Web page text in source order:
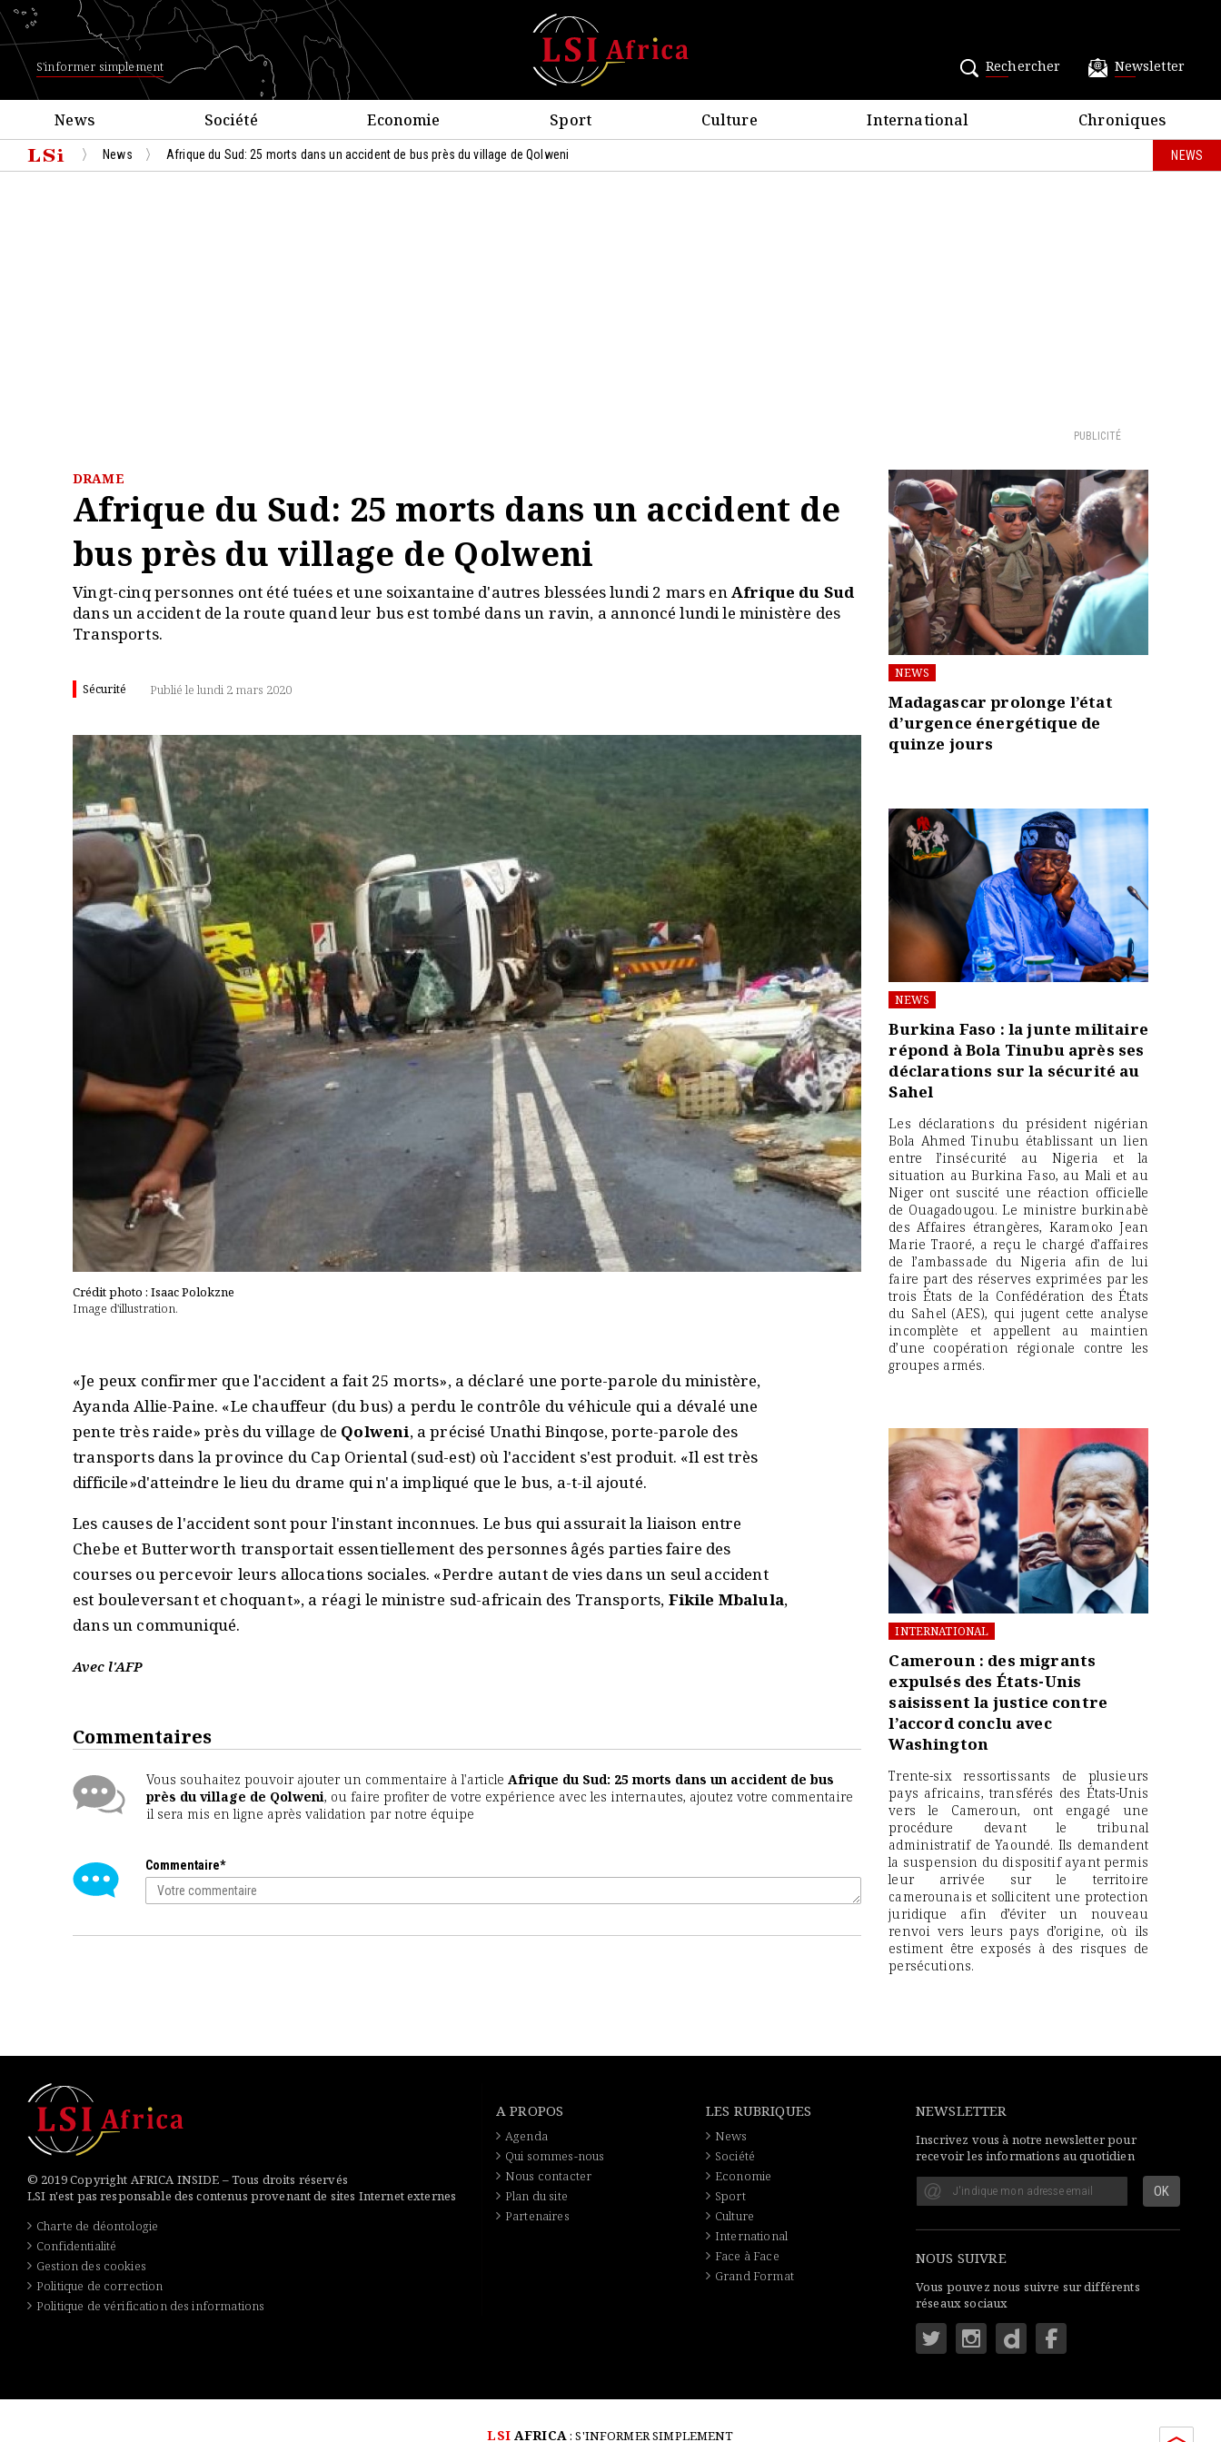
S'informer simplement Rechercher Newsletter
News Société Economie Sport Culture International Chroniques
News Afrique du Sud: 25 morts dans un accident de bus près du village de Qolweni NEWS
PUBLICITÉ
DRAME
Afrique du Sud: 25 morts dans un accident de
bus près du village de Qolweni
Vingt-cinq personnes ont été tuées et une soixantaine d'autres blessées lundi 2 mars enAfrique du Sud
dans un accident de la route quand leur bus est tombé dans un ravin, a annoncé lundi le ministère des
Transports.
Sécurité Publié le lundi 2 mars 2020
Crédit photo : Isaac Polokzne
Image d'illustration.
«Je peux confirmer que l'accident a fait 25 morts», a déclaré une porte-parole du ministère,
Ayanda Allie-Paine. «Le chauffeur (du bus) a perdu le contrôle du véhicule qui a dévalé une
pente très raide» près du village de Qolweni, a précisé Unathi Binqose, porte-parole des
transports dans la province du Cap Oriental (sud-est) où l'accident s'est produit. «Il est très
difficile»d'atteindre le lieu du drame qui n'a impliqué que le bus, a-t-il ajouté.
Les causes de l'accident sont pour l'instant inconnues. Le bus qui assurait la liaison entre
Chebe et Butterworth transportait essentiellement des personnes âgés parties faire des
courses ou percevoir leurs allocations sociales. «Perdre autant de vies dans un seul accident
est bouleversant et choquant», a réagi le ministre sud-africain des Transports, Fikile Mbalula,
dans un communiqué.
Avec l'AFP
Commentaires
Vous souhaitez pouvoir ajouter un commentaire à l'article Afrique du Sud: 25 morts dans un accident de bus
près du village de Qolweni, ou faire profiter de votre expérience avec les internautes, ajoutez votre commentaire
il sera mis en ligne après validation par notre équipe
Commentaire*
NEWS
Madagascar prolonge l’état
d’urgence énergétique de
quinze jours
NEWS
Burkina Faso : la junte militaire
répond à Bola Tinubu après ses
déclarations sur la sécurité au
Sahel
Les déclarations du président nigérian
Bola Ahmed Tinubu établissant un lien
entre l’insécurité au Nigeria et la
situation au Burkina Faso, au Mali et au
Niger ont suscité une réaction officielle
de Ouagadougou. Le ministre burkinabè
des Affaires étrangères, Karamoko Jean
Marie Traoré, a reçu le chargé d’affaires
de l’ambassade du Nigeria afin de lui
faire part des réserves exprimées par les
trois États de la Confédération des États
du Sahel (AES), qui jugent cette analyse
incomplète et appellent au maintien
d’une coopération régionale contre les
groupes armés.
INTERNATIONAL
Cameroun : des migrants
expulsés des États-Unis
saisissent la justice contre
l’accord conclu avec
Washington
Trente-six ressortissants de plusieurs
pays africains, transférés des États-Unis
vers le Cameroun, ont engagé une
procédure devant le tribunal
administratif de Yaoundé. Ils demandent
la suspension du dispositif ayant permis
leur arrivée sur le territoire
camerounais et sollicitent une protection
juridique afin d’éviter un nouveau
renvoi vers leurs pays d’origine, où ils
estiment être exposés à des risques de
persécutions.
© 2019 Copyright AFRICA INSIDE – Tous droits réservés
LSI n'est pas responsable des contenus provenant de sites Internet externes
Charte de déontologie
Confidentialité
Gestion des cookies
Politique de correction
Politique de vérification des informations
A PROPOS
Agenda
Qui sommes-nous
Nous contacter
Plan du site
Partenaires
LES RUBRIQUES
News
Société
Economie
Sport
Culture
International
Face à Face
Grand Format
NEWSLETTER
Inscrivez vous à notre newsletter pour
recevoir les informations au quotidien
NOUS SUIVRE
Vous pouvez nous suivre sur différents
réseaux sociaux
LSIAFRICA: S'INFORMER SIMPLEMENT